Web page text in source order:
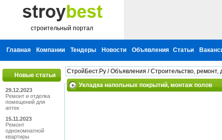
строительный портал
Главная Компании Тендеры Новости Объявления Статьи
Новые статьи
29.12.2023
Ремонт и отделка
помещений для
аптек
15.11.2023
Ремонт
однокомнатной
квартиры
СтройБест.Ру /Объявления /Строительство, ремонт,
Укладка напольных покрытий, монтаж полов